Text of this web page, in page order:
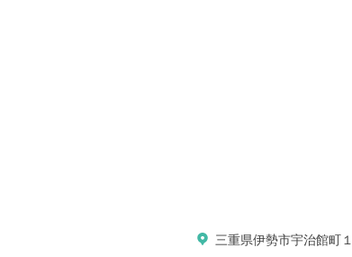
三重県伊勢市宇治館町１